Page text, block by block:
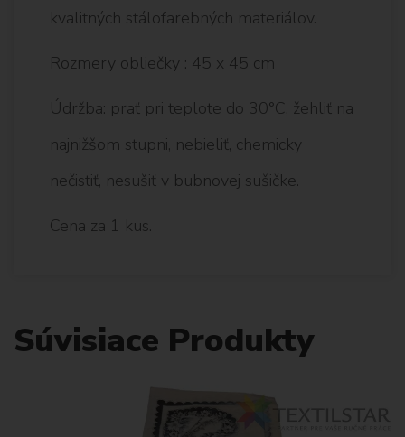
kvalitných stálofarebných materiálov.
Rozmery obliečky : 45 x 45 cm
Údržba: prať pri teplote do 30°C, žehliť na
najnižšom stupni, nebieliť, chemicky
nečistiť, nesušiť v bubnovej sušičke.
Cena za 1 kus.
Súvisiace Produkty